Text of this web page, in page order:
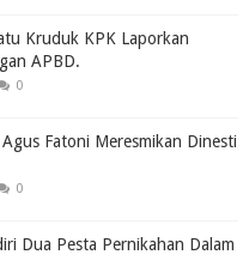
Kruduk KPK Laporkan
APBD.
0
Fatoni Meresmikan Dinesti
0
Dua Pesta Pernikahan Dalam